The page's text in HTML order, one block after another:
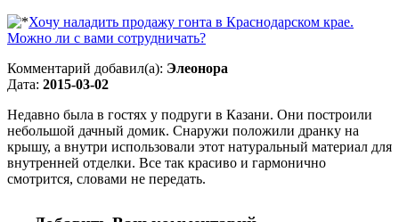
Хочу наладить продажу гонта в Краснодарском крае.
Можно ли с вами сотрудничать?
Комментарий добавил(а): Элеонора
Дата: 2015-03-02
Недавно была в гостях у подруги в Казани. Они построили
небольшой дачный домик. Снаружи положили дранку на
крышу, а внутри использовали этот натуральный материал для
внутренней отделки. Все так красиво и гармонично
смотрится, словами не передать.